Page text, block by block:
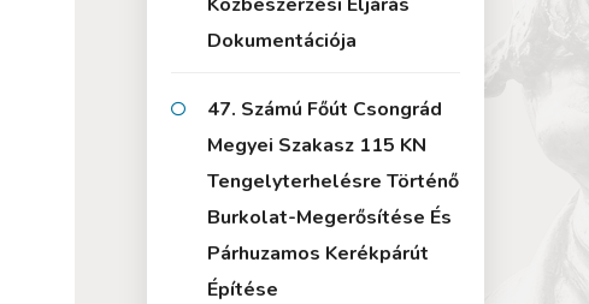
Dokumentációja
47. Számú Főút Csongrád
Megyei Szakasz 115 KN
Tengelyterhelésre Történő
Burkolat-Megerősítése És
Párhuzamos Kerékpárút
Építése